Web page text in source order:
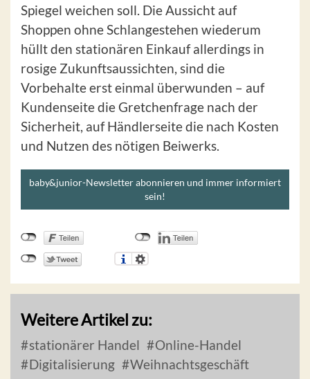
Spiegel weichen soll. Die Aussicht auf
Shoppen ohne Schlangestehen wiederum
hüllt den stationären Einkauf allerdings in
rosige Zukunftsaussichten, sind die
Vorbehalte erst einmal überwunden – auf
Kundenseite die Gretchenfrage nach der
Sicherheit, auf Händlerseite die nach Kosten
und Nutzen des nötigen Beiwerks.
baby&junior-Newsletter abonnieren und immer informiert
sein!
Weitere Artikel zu:
stationärer Handel
Online-Handel
Digitalisierung
Weihnachtsgeschäft